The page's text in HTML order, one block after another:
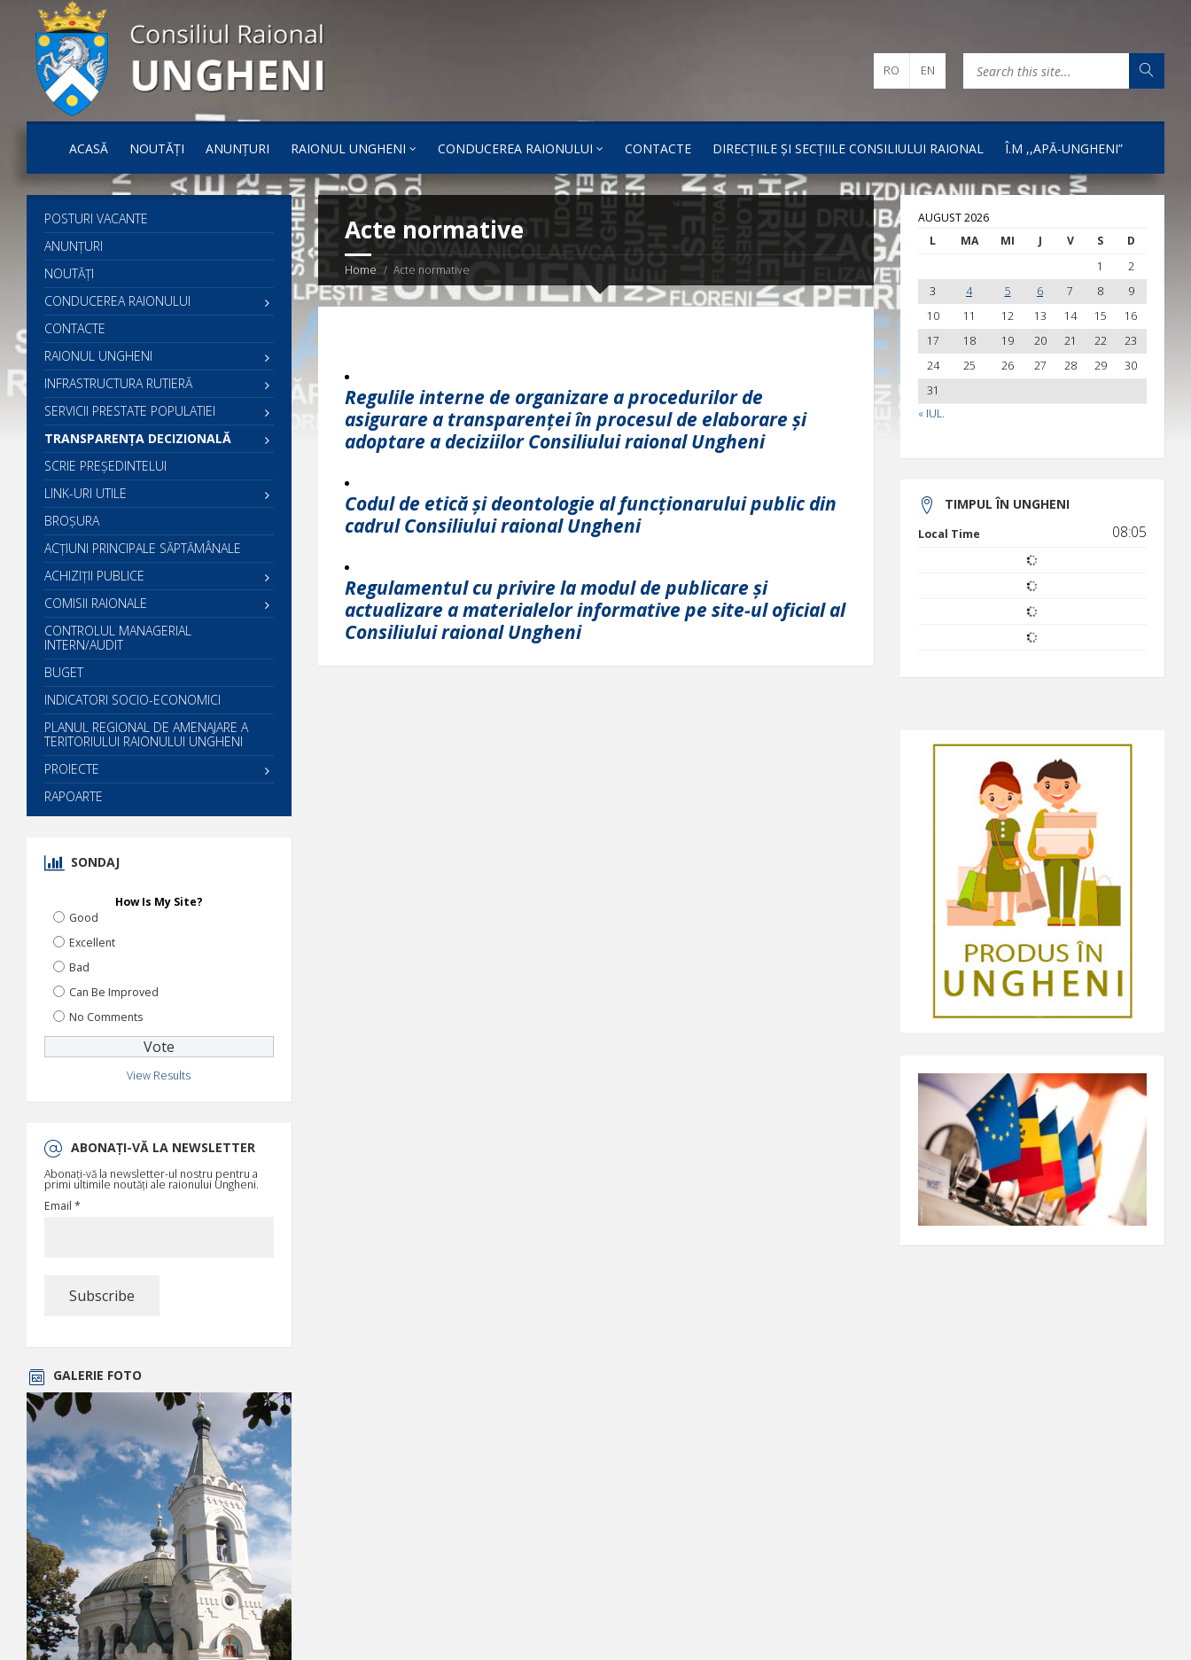
ACASĂ NOUTĂȚI ANUNȚURI RAIONUL UNGHENI CONDUCEREA RAIONULUI CONTACTE DIRECȚIILE ȘI SECȚIILE CONSILIULUI RAIONAL Î.M ,,APĂ-UNGHENI”
RO EN
Acte normative
Home Acte normative
Regulile interne de organizare a procedurilor de
asigurare a transparenței în procesul de elaborare și
adoptare a deciziilor Consiliului raional Ungheni
Codul de etică și deontologie al funcționarului public din
cadrul Consiliului raional Ungheni
Regulamentul cu privire la modul de publicare și
actualizare a materialelor informative pe site-ul oficial al
Consiliului raional Ungheni
POSTURI VACANTE
ANUNȚURI
NOUTĂȚI
CONDUCEREA RAIONULUI
CONTACTE
RAIONUL UNGHENI
INFRASTRUCTURA RUTIERĂ
SERVICII PRESTATE POPULATIEI
TRANSPARENȚA DECIZIONALĂ
SCRIE PREŞEDINTELUI
LINK-URI UTILE
BROȘURA
ACŢIUNI PRINCIPALE SĂPTĂMÂNALE
ACHIZIȚII PUBLICE
COMISII RAIONALE
CONTROLUL MANAGERIAL
INTERN/AUDIT
BUGET
INDICATORI SOCIO-ECONOMICI
PLANUL REGIONAL DE AMENAJARE A
TERITORIULUI RAIONULUI UNGHENI
PROIECTE
RAPOARTE
SONDAJ
How Is My Site?
Good
Excellent
Bad
Can Be Improved
No Comments
View Results
ABONAȚI-VĂ LA NEWSLETTER
Abonați-vă la newsletter-ul nostru pentru a
primi ultimile noutăți ale raionului Ungheni.
Email *
GALERIE FOTO
AUGUST 2026
L
MA MI J V S D
« IUL.
1
2
3
4 5 6 7 8
9
10
11 12 13 14 15
16
17
18 19 20 21 22
23
24
25 26 27 28 29
30
31
TIMPUL ÎN UNGHENI
Local Time 08:05